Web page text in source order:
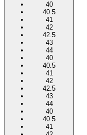
40
40.5
41
42
42.5
43
44
40
40.5
41
42
42.5
43
44
40
40.5
41